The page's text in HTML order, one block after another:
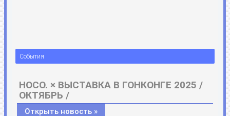
События
HOCO. × ВЫСТАВКА В ГОНКОНГЕ 2025 /
ОКТЯБРЬ /
Открыть новость »